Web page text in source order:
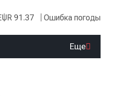
91.37 Ошибка погоды
Еще